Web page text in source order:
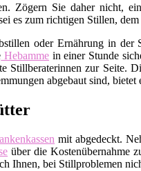
Zögern Sie daher nicht,
es zum richtigen Stillen,
oder Ernährung in
Hebamme in einer Stunde
Stillberaterinnen zur Seite.
abgebaut sind,
mit abgedeckt.
über die Kostenübernahme
Ihnen, bei Stillproblemen